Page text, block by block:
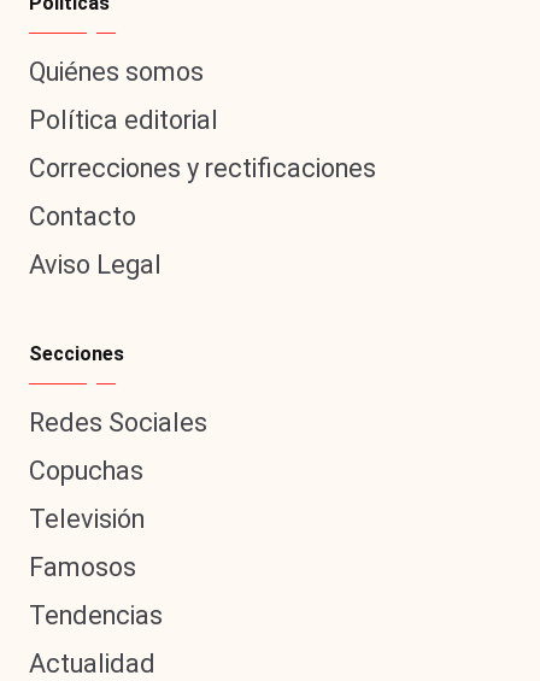
Quiénes somos
Política editorial
Correcciones y rectificaciones
Contacto
Aviso Legal
Secciones
Redes Sociales
Copuchas
Televisión
Famosos
Tendencias
Actualidad